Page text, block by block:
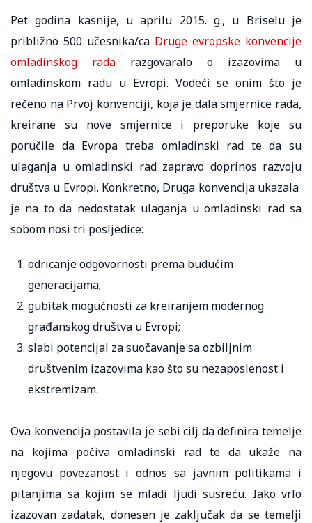
Pet godina kasnije, u aprilu 2015. g., u Briselu je
približno 500 učesnika/ca Druge evropske konvencije
omladinskog rada razgovaralo o izazovima u
omladinskom radu u Evropi. Vodeći se onim što je
rečeno na Prvoj konvenciji, koja je dala smjernice rada,
kreirane su nove smjernice i preporuke koje su
poručile da Evropa treba omladinski rad te da su
ulaganja u omladinski rad zapravo doprinos razvoju
društva u Evropi. Konkretno, Druga konvencija ukazala
je na to da nedostatak ulaganja u omladinski rad sa
sobom nosi tri posljedice:
odricanje odgovornosti prema budućim
generacijama;
gubitak mogućnosti za kreiranjem modernog
građanskog društva u Evropi;
slabi potencijal za suočavanje sa ozbiljnim
društvenim izazovima kao što su nezaposlenost i
ekstremizam.
Ova konvencija postavila je sebi cilj da definira temelje
na kojima počiva omladinski rad te da ukaže na
njegovu povezanost i odnos sa javnim politikama i
pitanjima sa kojim se mladi ljudi susreću. Iako vrlo
izazovan zadatak, donesen je zaključak da se temelji